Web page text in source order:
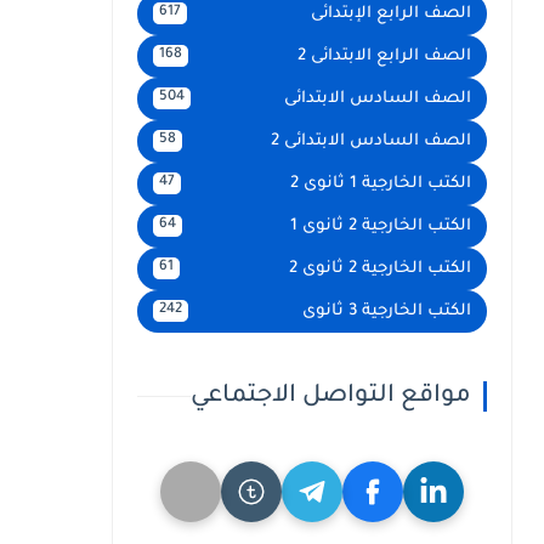
الصف الرابع الإبتدائى 617
الصف الرابع الابتدائى 2 168
الصف السادس الابتدائى 504
الصف السادس الابتدائى 2 58
الكتب الخارجية 1 ثانوى 2 47
الكتب الخارجية 2 ثانوى 1 64
الكتب الخارجية 2 ثانوى 2 61
الكتب الخارجية 3 ثانوى 242
مواقع التواصل الاجتماعي